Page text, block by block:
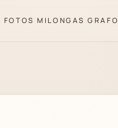
FOTOS MILONGAS GRAFO